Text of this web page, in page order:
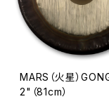
MARS（火星）
2"（81cm）